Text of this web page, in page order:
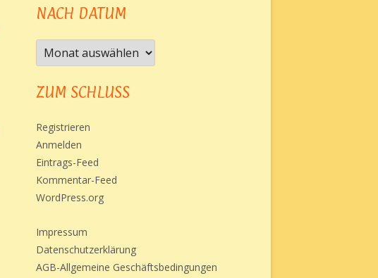
NACH DATUM
Nach
Datum
ZUM SCHLUSS
Registrieren
Anmelden
Eintrags-Feed
Kommentar-Feed
WordPress.org
Impressum
Datenschutzerklärung
AGB-Allgemeine Geschäftsbedingungen